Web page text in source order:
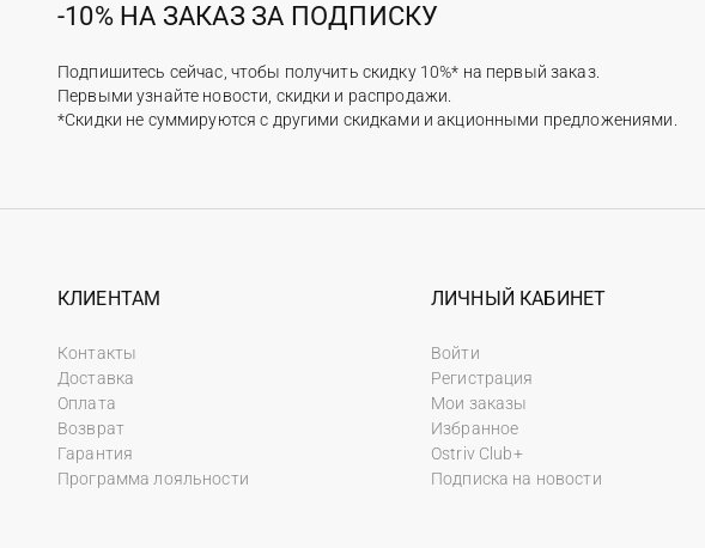
-10% НА ЗАКАЗ ЗА ПОДПИСКУ
Подпишитесь сейчас, чтобы получить скидку 10%* на первый заказ.
Первыми узнайте новости, скидки и распродажи.
*Скидки не суммируются с другими скидками и акционными предложениями.
КЛИЕНТАМ
Контакты
Доставка
Оплата
Возврат
Гарантия
Программа лояльности
ЛИЧНЫЙ КАБИНЕТ
Войти
Регистрация
Мои заказы
Избранное
Ostriv Club+
Подписка на новости